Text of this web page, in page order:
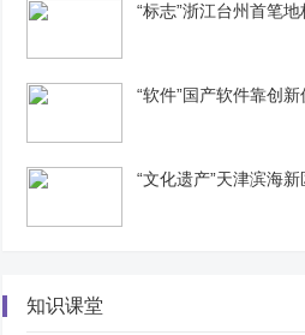
“标志”浙江台州首笔
“软件”国产软件靠创
“文化遗产”天津滨海
知识课堂